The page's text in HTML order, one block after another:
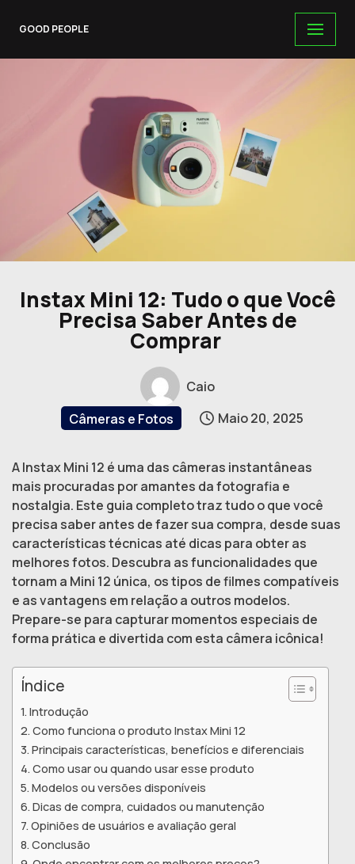
to
GOOD PEOPLE
Instax Mini 12: Tudo o que Você
Precisa Saber Antes de
Comprar
Caio
Câmeras e Fotos
Maio 20, 2025
A Instax Mini 12 é uma das câmeras instantâneas
mais procuradas por amantes da fotografia e
nostalgia. Este guia completo traz tudo o que você
precisa saber antes de fazer sua compra, desde suas
características técnicas até dicas para obter as
melhores fotos. Descubra as funcionalidades que
tornam a Mini 12 única, os tipos de filmes compatíveis
e as vantagens em relação a outros modelos.
Prepare-se para capturar momentos especiais de
forma prática e divertida com esta câmera icônica!
Índice
Introdução
Como funciona o produto Instax Mini 12
Principais características, benefícios e diferenciais
Como usar ou quando usar esse produto
Modelos ou versões disponíveis
Dicas de compra, cuidados ou manutenção
Opiniões de usuários e avaliação geral
Conclusão